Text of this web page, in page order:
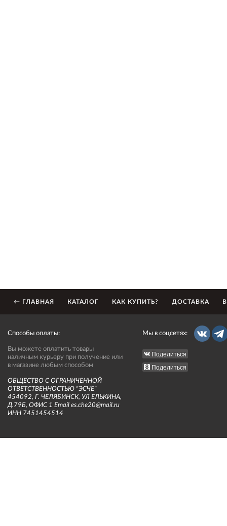
← ГЛАВНАЯ КАТАЛОГ КАК КУПИТЬ? ДОСТАВКА
Способы оплаты:
Вы можете оплатить товары
наличным курьеру при получение или
в магазине любым способом
ОБЩЕСТВО С ОГРАНИЧЕННОЙ
ОТВЕТСТВЕННОСТЬЮ "ЭСЧЕ"
454092, Г. ЧЕЛЯБИНСК, УЛ ЕЛЬКИНА,
Д.79Б, ОФИС 1 Email es.che20@mail.ru
ИНН 7451454514
Мы в соцсетях:
Поделиться
Поделиться